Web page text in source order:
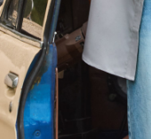
請求用戶進行身份認證。
５．嚴禁一人註冊多個帳
恩沛科技股份有限公司將
付款後門市自取
免運費
海外配送